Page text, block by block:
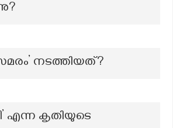
നടത്തിയത്?
എന്ന കൃതിയുടെ